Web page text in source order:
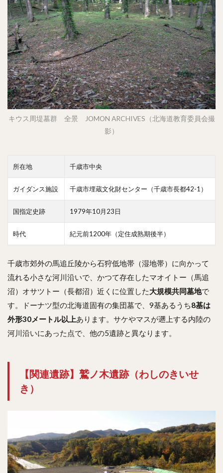
キウス周堤墓群 全景 JOMON ARCHIVES（北海道教育委員会撮
影）
所在地 千歳市中央
ガイダンス施設 千歳市埋蔵文化財センター（千歳市長都42-1）
国指定史跡 1979年10月23日
時代 紀元前1200年（定住成熟期後半）
千歳市郊外の馬追丘陵から石狩低地帯（湿地帯）に向かって
流れる小さな河川沿いで、かつて存在したマオイトー（馬追
沼）オサツトー（長都沼）近くに位置した大規模共同墓地で
す。ドーナツ型の北海道固有の集団墓で、9基あるうち8基は
外形30メートル以上あります。サケやマスが遡上する内陸の
河川沿いにあった点で、他の5遺跡と異なります。
【関連遺跡】鷲ノ木遺跡（わしのきいせ
き）